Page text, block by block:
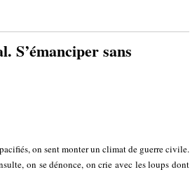
S’émanciper sans
on sent monter un climat de guerre civile.
on se dénonce, on crie avec les loups dont